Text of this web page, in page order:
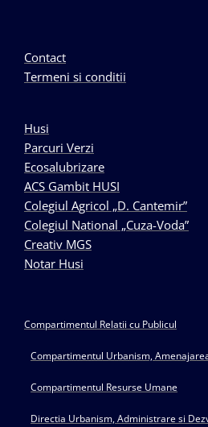
Contact
Termeni si conditii
Husi
Parcuri Verzi
Ecosalubrizare
ACS Gambit HUSI
Colegiul Agricol „D. Cantemir”
Colegiul National „Cuza-Voda”
Creativ MGS
Notar Husi
Compartimentul Relatii cu Publicul
Compartimentul Urbanism,
Compartimentul Resurse Umane
Directia Urbanism, Administrare si